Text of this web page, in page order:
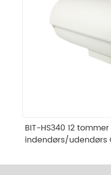
BIT-HS340 12
indendørs/udendørs